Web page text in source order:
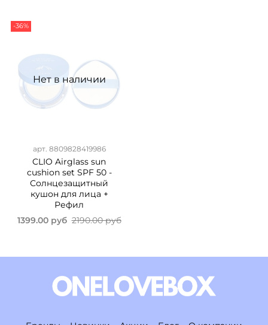
Нет в наличии
-36%
арт. 8809828419986
CLIO Airglass sun
cushion set SPF 50 -
Солнцезащитный
кушон для лица +
Рефил
1399.00 руб 2190.00 руб